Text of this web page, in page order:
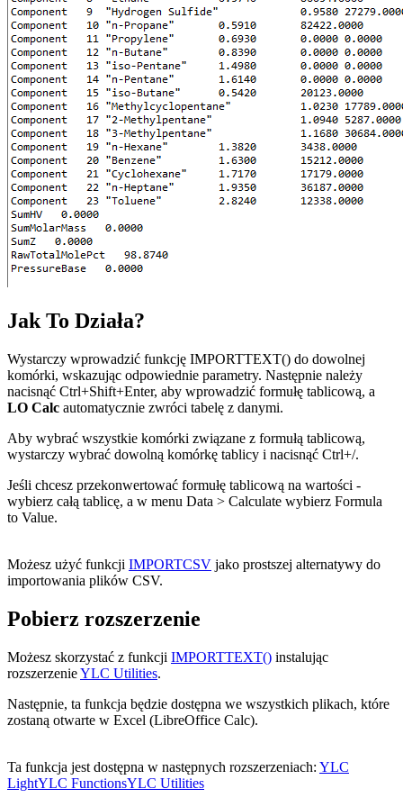
Jak To Działa?
Wystarczy wprowadzić funkcję IMPORTTEXT() do dowolnej
komórki, wskazując odpowiednie parametry. Następnie należy
nacisnąć Ctrl+Shift+Enter, aby wprowadzić formułę tablicową, a
LO Calc automatycznie zwróci tabelę z danymi.
Aby wybrać wszystkie komórki związane z formułą tablicową,
wystarczy wybrać dowolną komórkę tablicy i nacisnąć Ctrl+/.
Jeśli chcesz przekonwertować formułę tablicową na wartości -
wybierz całą tablicę, a w menu Data > Calculate wybierz Formula
to Value.
Możesz użyć funkcji IMPORTCSV jako prostszej alternatywy do
importowania plików CSV.
Pobierz rozszerzenie
Możesz skorzystać z funkcji IMPORTTEXT() instalując
rozszerzenieYLC Utilities.
Następnie, ta funkcja będzie dostępna we wszystkich plikach, które
zostaną otwarte w Excel (LibreOffice Calc).
Ta funkcja jest dostępna w następnych rozszerzeniach: YLC
LightYLC FunctionsYLC Utilities